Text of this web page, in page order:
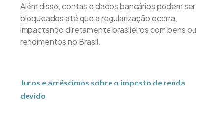
Além disso, contas e dados bancários podem ser
bloqueados até que a regularização ocorra,
impactando diretamente brasileiros com bens ou
rendimentos no Brasil.
Juros e acréscimos sobre o imposto de renda
devido